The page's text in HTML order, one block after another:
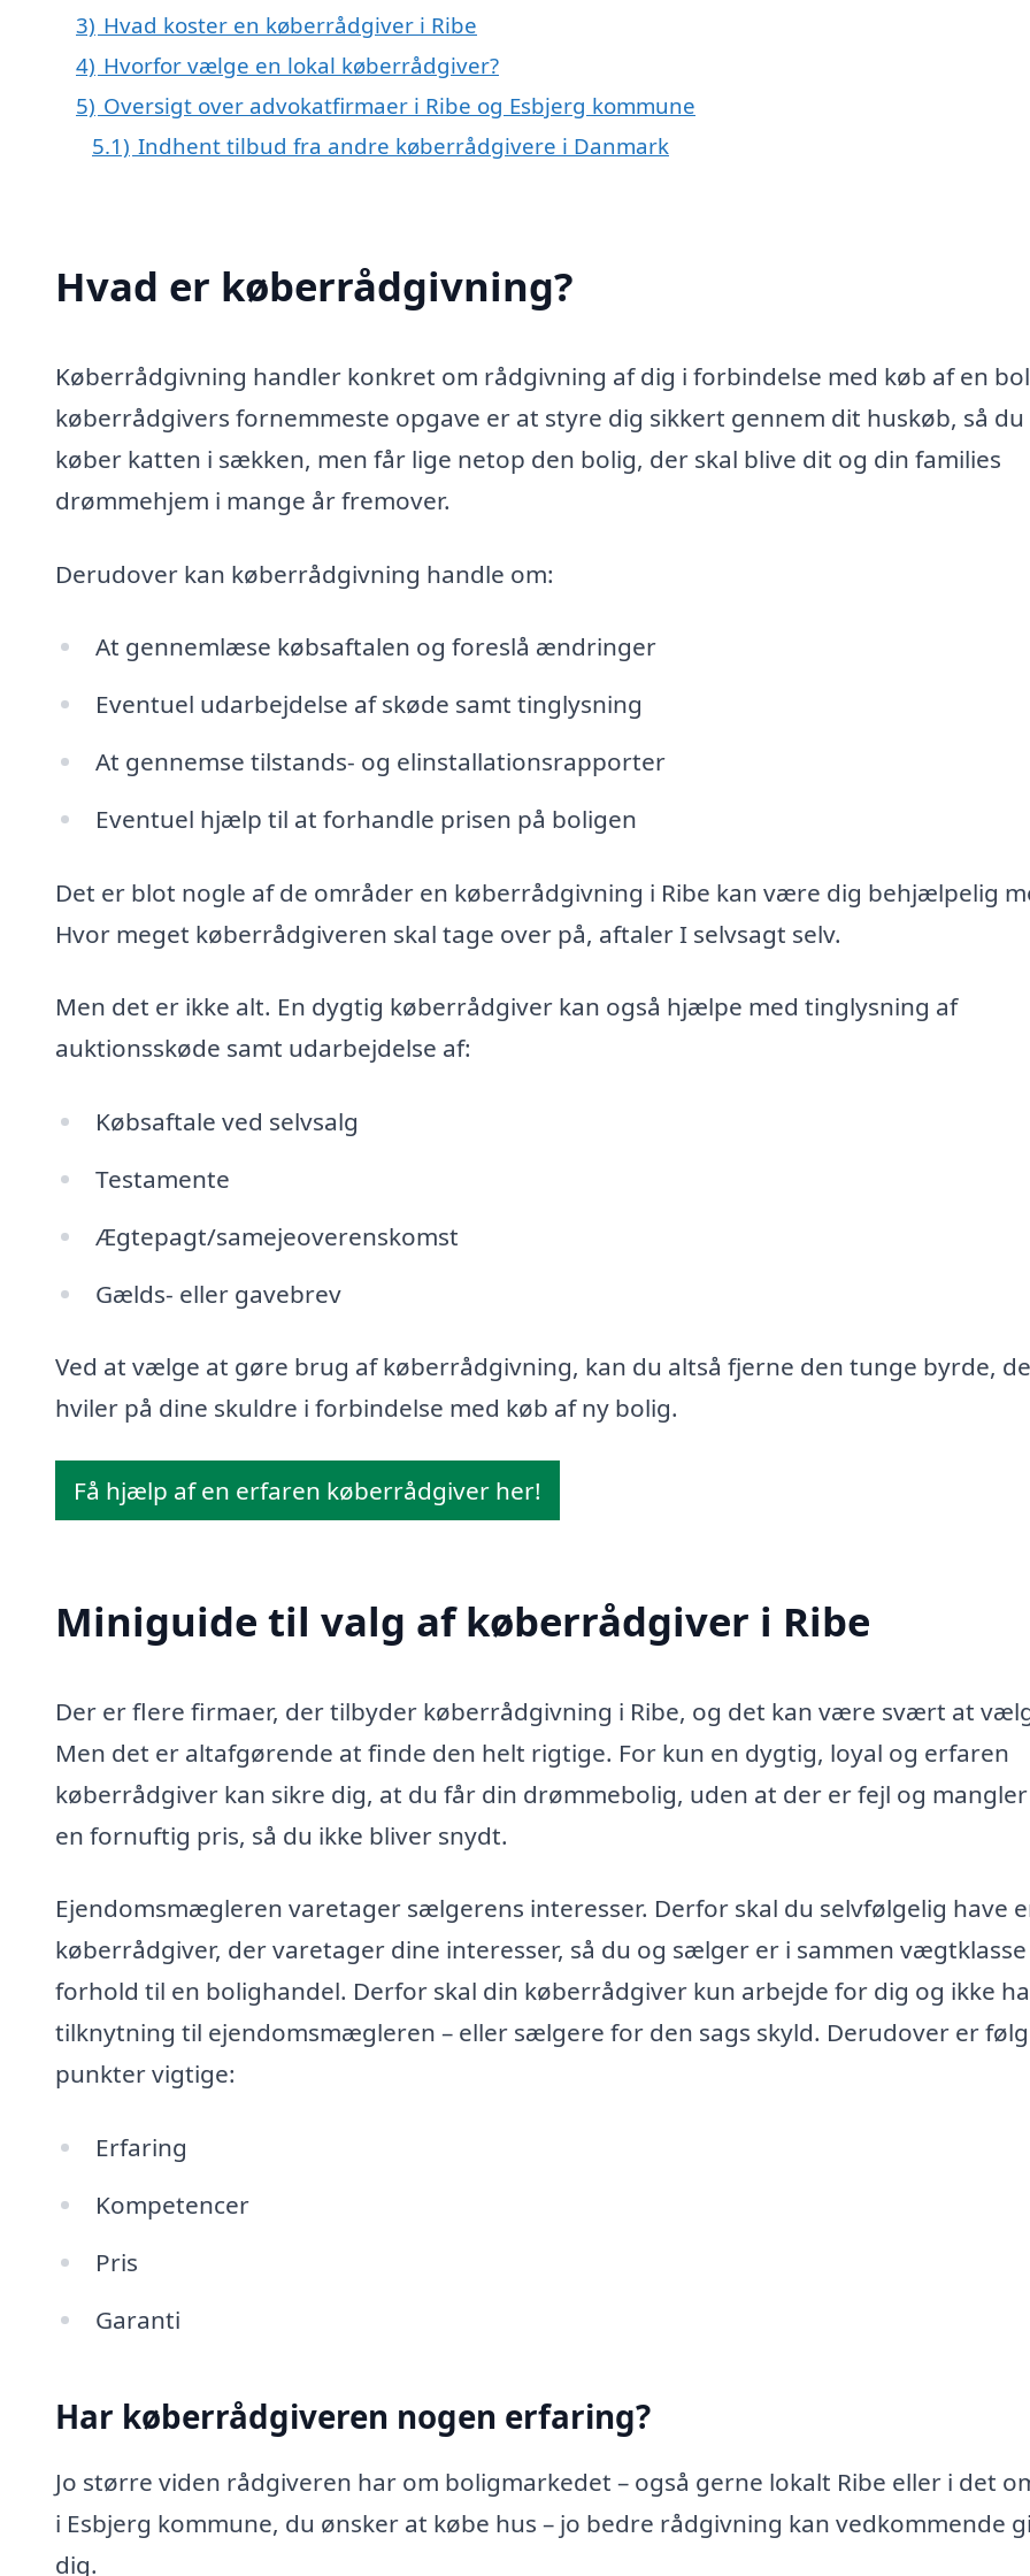
3) Hvad koster en køberrådgiver i Ribe
4) Hvorfor vælge en lokal køberrådgiver?
5) Oversigt over advokatfirmaer i Ribe og Esbjerg kommune
5.1) Indhent tilbud fra andre køberrådgivere i Danmark
Hvad er køberrådgivning?
Køberrådgivning handler konkret om rådgivning af dig i forbindelse med køb af en
køberrådgivers fornemmeste opgave er at styre dig sikkert gennem dit huskøb, så du
køber katten i sækken, men får lige netop den bolig, der skal blive dit og din families
drømmehjem i mange år fremover.
Derudover kan køberrådgivning handle om:
At gennemlæse købsaftalen og foreslå ændringer
Eventuel udarbejdelse af skøde samt tinglysning
At gennemse tilstands- og elinstallationsrapporter
Eventuel hjælp til at forhandle prisen på boligen
Det er blot nogle af de områder en køberrådgivning i Ribe kan være dig behjælpelig
Hvor meget køberrådgiveren skal tage over på, aftaler I selvsagt selv.
Men det er ikke alt. En dygtig køberrådgiver kan også hjælpe med tinglysning af
auktionsskøde samt udarbejdelse af:
Købsaftale ved selvsalg
Testamente
Ægtepagt/samejeoverenskomst
Gælds- eller gavebrev
Ved at vælge at gøre brug af køberrådgivning, kan du altså fjerne den tunge byrde,
hviler på dine skuldre i forbindelse med køb af ny bolig.
Få hjælp af en erfaren køberrådgiver her!
Miniguide til valg af køberrådgiver i Ribe
Der er flere firmaer, der tilbyder køberrådgivning i Ribe, og det kan være svært at
Men det er altafgørende at finde den helt rigtige. For kun en dygtig, loyal og erfaren
køberrådgiver kan sikre dig, at du får din drømmebolig, uden at der er fejl og
en fornuftig pris, så du ikke bliver snydt.
Ejendomsmægleren varetager sælgerens interesser. Derfor skal du selvfølgelig have
køberrådgiver, der varetager dine interesser, så du og sælger er i sammen
forhold til en bolighandel. Derfor skal din køberrådgiver kun arbejde for dig og ikke
tilknytning til ejendomsmægleren – eller sælgere for den sags skyld. Derudover er
punkter vigtige:
Erfaring
Kompetencer
Pris
Garanti
Har køberrådgiveren nogen erfaring?
Jo større viden rådgiveren har om boligmarkedet – også gerne lokalt Ribe eller i det
i Esbjerg kommune, du ønsker at købe hus – jo bedre rådgivning kan vedkommende
dig.